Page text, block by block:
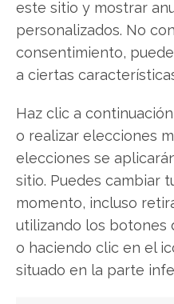
este sitio y mostrar
personalizados. No
consentimiento,
a ciertas
Haz clic a
o realizar elecciones
elecciones se
sitio. Puedes cambiar
momento, incluso
utilizando los botones
o haciendo clic en el
situado en la parte
SOBRE
Miguel
Periodista de